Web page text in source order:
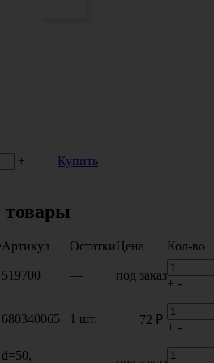
+
Купить
Артикул ОстаткиЦена Кол-во
519700 — под заказ
+ -
680340065 1 шт. 72 ₽
+ -
d=50,